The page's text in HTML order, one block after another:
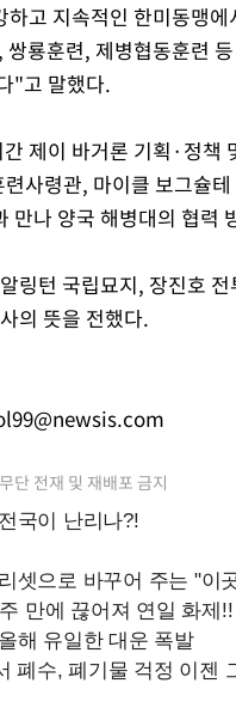
고 지속적인 한미동맹
룡훈련, 제병협동훈련
"고 말했다.
제이 바거론 기획·정
사령관, 마이클 보그슐
만나 양국 해병대의 협력
링턴 국립묘지, 장진호
의 뜻을 전했다.
전재 및 재배포 금지